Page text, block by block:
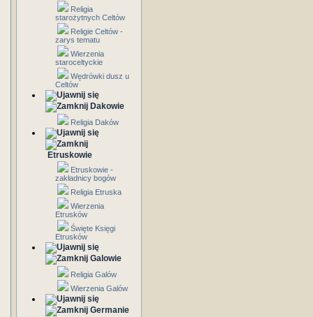
Religia
starożytnych Celtów
Religie Celtów -
zarys tematu
Wierzenia
staroceltyckie
Wędrówki dusz u
Celtów
Dakowie
Religia Daków
Etruskowie
Etruskowie -
zakładnicy bogów
Religia Etruska
Wierzenia
Etrusków
Święte Księgi
Etrusków
Galowie
Religia Galów
Wierzenia Galów
Germanie